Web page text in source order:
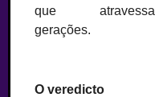
que atravessa
gerações.
O veredicto